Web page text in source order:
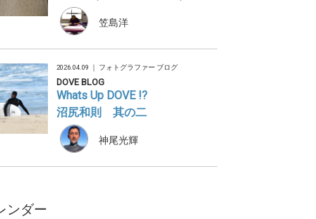
笠島洋
2026.04.09 ｜ フォトグラファー ブログ
DOVE BLOG
Whats Up DOVE !?
沼尻和則 其の二
神尾光輝
ンダー